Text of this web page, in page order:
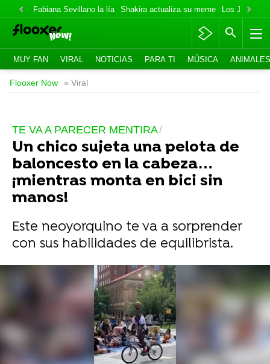
Fabiana Sevillano la lía Shakira actualiza su meme Los Jonas
MUY FAN VIRAL NOTICIAS PARA TI MÚSICA ANIMALES
Flooxer Now » Viral
TE VA A PARECER MENTIRA
Un chico sujeta una pelota de
baloncesto en la cabeza…
¡mientras monta en bici sin
manos!
Este neoyorquino te va a sorprender
con sus habilidades de equilibrista.
Flooxer Now
Madrid